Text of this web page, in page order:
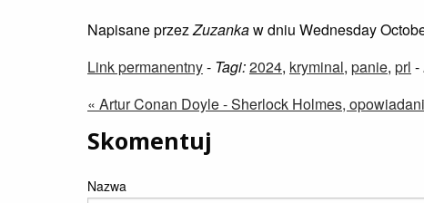
Napisane przezZuzankaw dniu Wednesday
Link permanentny- Tagi:2024, kryminal, panie, prl -
« Artur Conan Doyle - Sherlock Holmes,
Skomentuj
Nazwa